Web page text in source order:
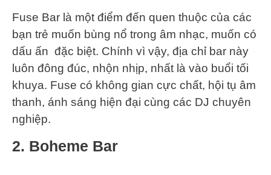
Fuse Bar là một điểm đến quen thuộc của các
bạn trẻ muốn bùng nổ trong âm nhạc, muốn có
dấu ấn đặc biệt. Chính vì vậy, địa chỉ bar này
luôn đông đúc, nhộn nhịp, nhất là vào buổi tối
khuya. Fuse có không gian cực chất, hội tụ âm
thanh, ánh sáng hiện đại cùng các DJ chuyên
nghiệp.
2. Boheme Bar